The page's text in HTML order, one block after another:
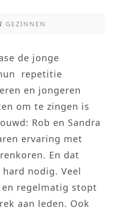
GEZINNEN
de jonge
repetitie
en jongeren
om te zingen is
Rob en Sandra
ervaring met
En dat
nodig. Veel
regelmatig stopt
aan leden. Ook